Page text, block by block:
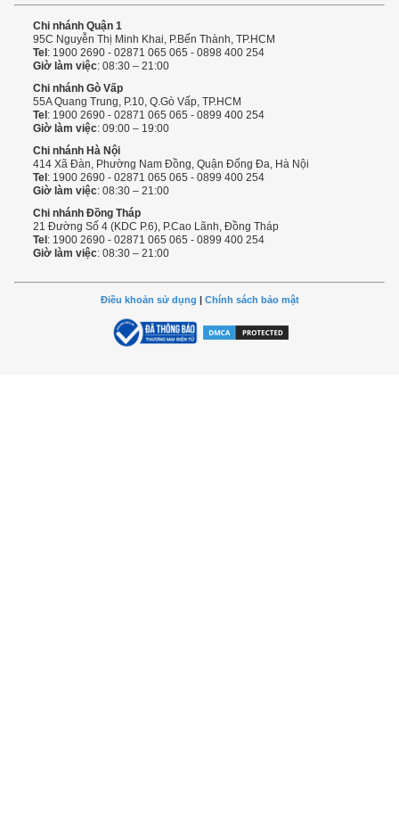
Chi nhánh Quận 1
95C Nguyễn Thị Minh Khai, P.Bến Thành, TP.HCM
Tel: 1900 2690 - 02871 065 065 - 0898 400 254
Giờ làm việc: 08:30 – 21:00
Chi nhánh Gò Vấp
55A Quang Trung, P.10, Q.Gò Vấp, TP.HCM
Tel: 1900 2690 - 02871 065 065 - 0899 400 254
Giờ làm việc: 09:00 – 19:00
Chi nhánh Hà Nội
414 Xã Đàn, Phường Nam Đồng, Quận Đống Đa, Hà Nội
Tel: 1900 2690 - 02871 065 065 - 0899 400 254
Giờ làm việc: 08:30 – 21:00
Chi nhánh Đồng Tháp
21 Đường Số 4 (KDC P.6), P.Cao Lãnh, Đồng Tháp
Tel: 1900 2690 - 02871 065 065 - 0899 400 254
Giờ làm việc: 08:30 – 21:00
Điều khoản sử dụng | Chính sách bảo mật